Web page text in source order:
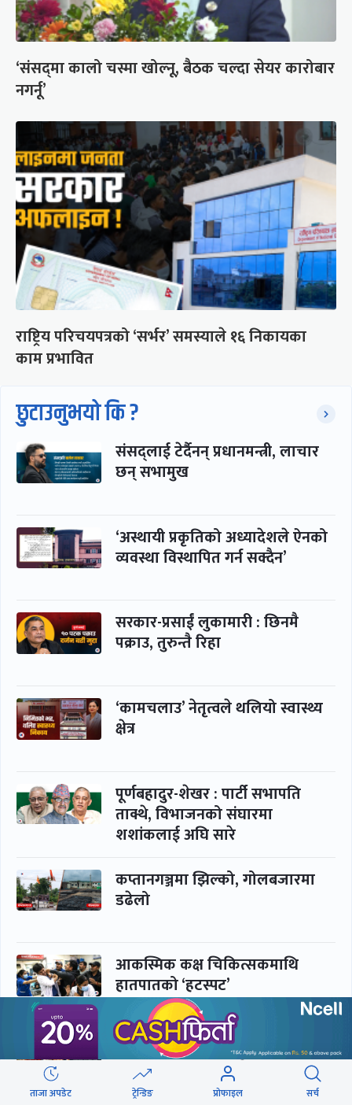
‘संसद्‍मा कालो चस्मा खोल्नू, बैठक चल्दा सेयर कारोबार
नगर्नू’
राष्ट्रिय परिचयपत्रको ‘सर्भर’ समस्याले १६ निकायका
काम प्रभावित
छुटाउनुभयो कि ?
संसद्लाई टेर्दैनन् प्रधानमन्त्री, लाचार
छन् सभामुख
‘अस्थायी प्रकृतिको अध्यादेशले ऐनको
व्यवस्था विस्थापित गर्न सक्दैन’
सरकार-प्रसाईं लुकामारी : छिनमै
पक्राउ, तुरुन्तै रिहा
‘कामचलाउ’ नेतृत्वले थलियो स्वास्थ्य
क्षेत्र
पूर्णबहादुर-शेखर : पार्टी सभापति
ताक्थे, विभाजनको संघारमा
शशांकलाई अघि सारे
कप्तानगञ्जमा झिल्को, गोलबजारमा
डढेलो
आकस्मिक कक्ष चिकित्सकमाथि
हातपातको ‘हटस्पट’
नपढी ‘पास’, नपढाइ ‘गुणस्तर’
ताजा अपडेट ट्रेन्डिङ प्रोफाइल सर्च